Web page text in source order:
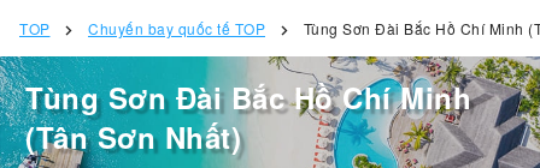
TOP Chuyến bay quốc tế TOP Tùng Sơn Đài Bắc Hồ Chí Minh
Tùng Sơn Đài Bắc Hồ Chí Minh
(Tân Sơn Nhất)